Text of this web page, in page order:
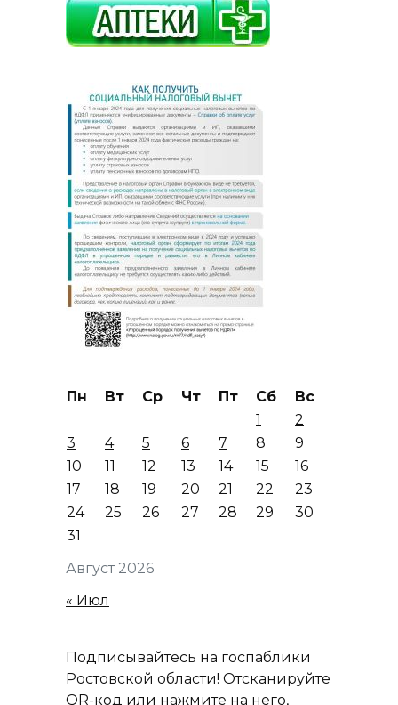
Август 2026
Пн Вт Ср Чт Пт Сб
Вс
1
2
3
4 5 6 7 8
9
10
11 12 13 14 15
16
17
18 19 20 21 22
23
24
25 26 27 28 29
30
31
« Июл
Подписывайтесь на госпаблики
Ростовской области! Отсканируйте
QR-код или нажмите на него,